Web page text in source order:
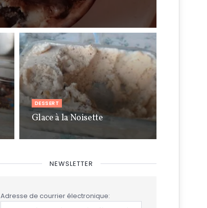
DESSERT
Glace à la Noisette
NEWSLETTER
Adresse de courrier électronique: